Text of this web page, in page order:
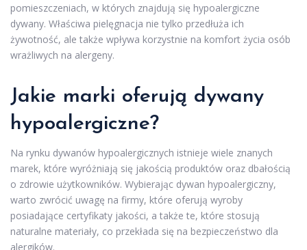
pomieszczeniach, w których znajdują się hypoalergiczne
dywany. Właściwa pielęgnacja nie tylko przedłuża ich
żywotność, ale także wpływa korzystnie na komfort życia osób
wrażliwych na alergeny.
Jakie marki oferują dywany
hypoalergiczne?
Na rynku dywanów hypoalergicznych istnieje wiele znanych
marek, które wyróżniają się jakością produktów oraz dbałością
o zdrowie użytkowników. Wybierając dywan hypoalergiczny,
warto zwrócić uwagę na firmy, które oferują wyroby
posiadające certyfikaty jakości, a także te, które stosują
naturalne materiały, co przekłada się na bezpieczeństwo dla
alergików.